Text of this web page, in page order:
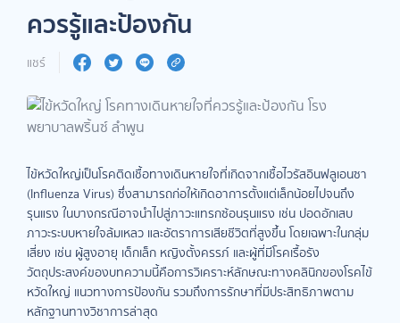
ควรรู้และป้องกัน
แชร์
ไข้หวัดใหญ่เป็นโรคติดเชื้อทางเดินหายใจที่เกิดจากเชื้อไวรัสอินฟลูเอนซา
(Influenza Virus) ซึ่งสามารถก่อให้เกิดอาการตั้งแต่เล็กน้อยไปจนถึง
รุนแรง ในบางกรณีอาจนำไปสู่ภาวะแทรกซ้อนรุนแรง เช่น ปอดอักเสบ
ภาวะระบบหายใจล้มเหลว และอัตราการเสียชีวิตที่สูงขึ้น โดยเฉพาะในกลุ่ม
เสี่ยง เช่น ผู้สูงอายุ เด็กเล็ก หญิงตั้งครรภ์ และผู้ที่มีโรคเรื้อรัง
วัตถุประสงค์ของบทความนี้คือการวิเคราะห์ลักษณะทางคลินิกของโรคไข้
หวัดใหญ่ แนวทางการป้องกัน รวมถึงการรักษาที่มีประสิทธิภาพตาม
หลักฐานทางวิชาการล่าสุด